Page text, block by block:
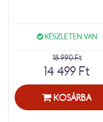
KÉSZLETEN VAN
18 990 Ft
14 499 Ft
KOSÁRBA